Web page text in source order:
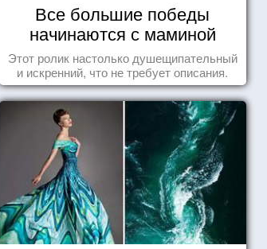
Все большие победы
начинаются с маминой
колыбели
Этот ролик настолько душещипательный
и искренний, что не требует описания.